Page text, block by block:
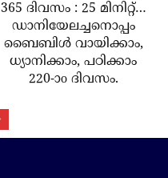
365 ദിവസം : 25 മിനിറ്റ്…
ഡാനിയേലച്ചനൊപ്പം
ബൈബിൾ വായിക്കാം,
ധ്യാനിക്കാം, പഠിക്കാം
220-ാo ദിവസം.